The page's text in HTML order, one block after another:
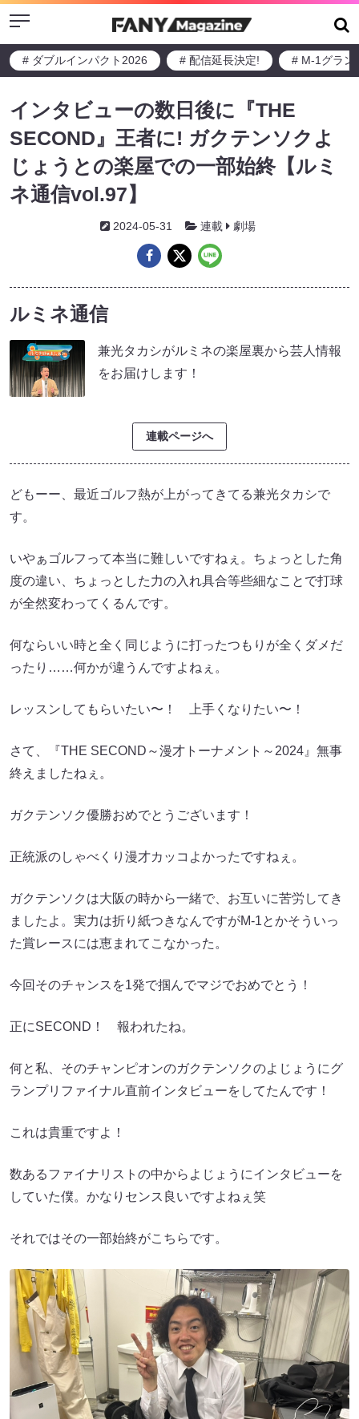
Menu
# ダブルインパクト2026 # 配信延長決定! # M-1グラン
インタビューの数日後に『THE
SECOND』王者に! ガクテンソクよ
じょうとの楽屋での一部始終【ルミ
ネ通信vol.97】
2024-05-31 連載 劇場
ルミネ通信
兼光タカシがルミネの楽屋裏から芸人情報
をお届けします！
連載ページへ
どもーー、最近ゴルフ熱が上がってきてる兼光タカシで
す。
いやぁゴルフって本当に難しいですねぇ。ちょっとした角
度の違い、ちょっとした力の入れ具合等些細なことで打球
が全然変わってくるんです。
何ならいい時と全く同じように打ったつもりが全くダメだ
ったり……何かが違うんですよねぇ。
レッスンしてもらいたい〜！ 上手くなりたい〜！
さて、『THE SECOND～漫才トーナメント～2024』無事
終えましたねぇ。
ガクテンソク優勝おめでとうございます！
正統派のしゃべくり漫才カッコよかったですねぇ。
ガクテンソクは大阪の時から一緒で、お互いに苦労してき
ましたよ。実力は折り紙つきなんですがM-1とかそういっ
た賞レースには恵まれてこなかった。
今回そのチャンスを1発で掴んでマジでおめでとう！
正にSECOND！ 報われたね。
何と私、そのチャンピオンのガクテンソクのよじょうにグ
ランプリファイナル直前インタビューをしてたんです！
これは貴重ですよ！
数あるファイナリストの中からよじょうにインタビューを
していた僕。かなりセンス良いですよねぇ笑
それではその一部始終がこちらです。